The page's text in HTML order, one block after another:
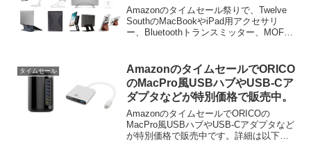
たみ式スタンドなどがセール中。
Amazonのタイムセール祭りで、Twelve
SouthのMacBookやiPad用アクセサリ
ー、Bluetoothトランスミッター、MOFT
タイムセール
AmazonのタイムセールでORICO
のMacPro風USBハブやUSB-Cア
ダプタなどが特別価格で販売中。
AmazonのタイムセールでORICOの
MacPro風USBハブやUSB-Cアダプタなど
が特別価格で販売中です。詳細は以下か